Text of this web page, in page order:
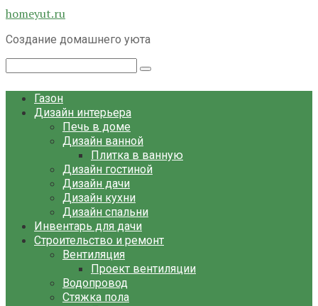
Перейти
контенту
homeyut.ru
Создание домашнего уюта
Газон
Дизайн интерьера
Печь в доме
Дизайн ванной
Плитка в ванную
Дизайн гостиной
Дизайн дачи
Дизайн кухни
Дизайн спальни
Инвентарь для дачи
Строительство и ремонт
Вентиляция
Проект вентиляции
Водопровод
Стяжка пола